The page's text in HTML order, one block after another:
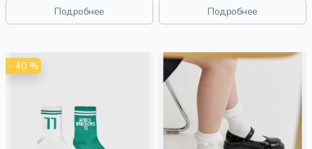
Подробнее
Подробнее
- 40 %